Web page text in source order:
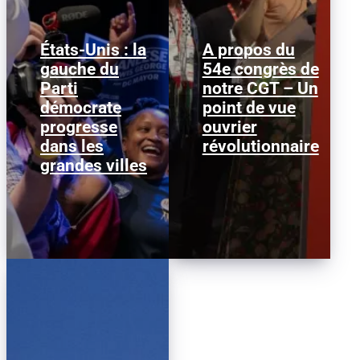
États-Unis : la
gauche du
Parti
démocrate
progresse
dans les
grandes villes
Janeese Lewis George a
remporté la primaire
démocrate pour la
mairie de Washington
D.C., ce qui...
A propos du
54e congrès de
notre CGT – Un
point de vue
ouvrier
révolutionnaire
Nous publions ci-
dessous ce texte afin
d’alimenter le débat au
sein de la CGT, dans la
perspective...